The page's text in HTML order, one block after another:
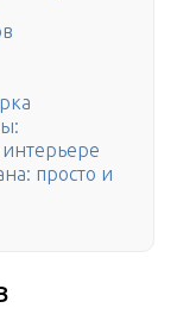
просто и